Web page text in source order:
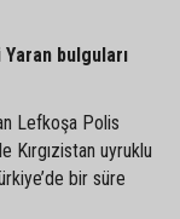
bulguları
Lefkoşa Polis
Kırgızistan uyruklu
bir süre